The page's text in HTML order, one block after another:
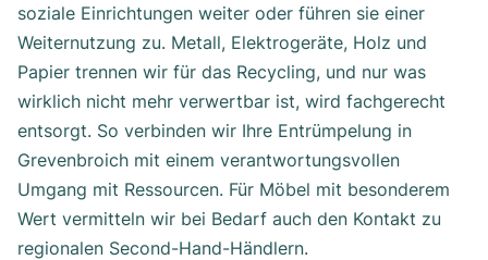
soziale Einrichtungen weiter oder führen sie einer
Weiternutzung zu. Metall, Elektrogeräte, Holz und
Papier trennen wir für das Recycling, und nur was
wirklich nicht mehr verwertbar ist, wird fachgerecht
entsorgt. So verbinden wir Ihre Entrümpelung in
Grevenbroich mit einem verantwortungsvollen
Umgang mit Ressourcen. Für Möbel mit besonderem
Wert vermitteln wir bei Bedarf auch den Kontakt zu
regionalen Second-Hand-Händlern.